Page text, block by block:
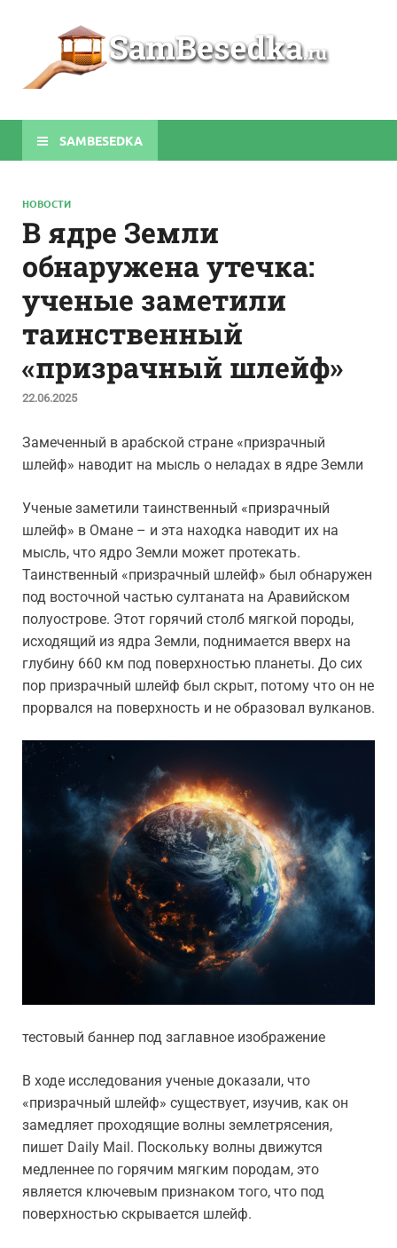
SAMBESEDKA
НОВОСТИ
В ядре Земли
обнаружена утечка:
ученые заметили
таинственный
«призрачный шлейф»
22.06.2025
Замеченный в арабской стране «призрачный
шлейф» наводит на мысль о неладах в ядре Земли
Ученые заметили таинственный «призрачный
шлейф» в Омане – и эта находка наводит их на
мысль, что ядро Земли может протекать.
Таинственный «призрачный шлейф» был обнаружен
под восточной частью султаната на Аравийском
полуострове. Этот горячий столб мягкой породы,
исходящий из ядра Земли, поднимается вверх на
глубину 660 км под поверхностью планеты. До сих
пор призрачный шлейф был скрыт, потому что он не
прорвался на поверхность и не образовал вулканов.
тестовый баннер под заглавное изображение
В ходе исследования ученые доказали, что
«призрачный шлейф» существует, изучив, как он
замедляет проходящие волны землетрясения,
пишет Daily Mail. Поскольку волны движутся
медленнее по горячим мягким породам, это
является ключевым признаком того, что под
поверхностью скрывается шлейф.